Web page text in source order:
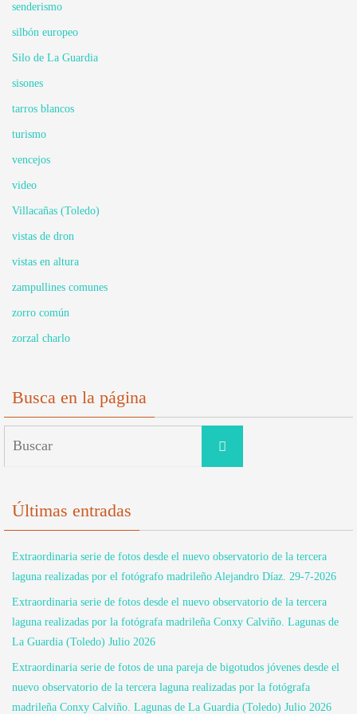
senderismo
silbón europeo
Silo de La Guardia
sisones
tarros blancos
turismo
vencejos
video
Villacañas (Toledo)
vistas de dron
vistas en altura
zampullines comunes
zorro común
zorzal charlo
Busca en la página
Buscar
Últimas entradas
Extraordinaria serie de fotos desde el nuevo observatorio de la tercera
laguna realizadas por el fotógrafo madrileño Alejandro Díaz. 29-7-2026
Extraordinaria serie de fotos desde el nuevo observatorio de la tercera
laguna realizadas por la fotógrafa madrileña Conxy Calviño. Lagunas de
La Guardia (Toledo) Julio 2026
Extraordinaria serie de fotos de una pareja de bigotudos jóvenes desde el
nuevo observatorio de la tercera laguna realizadas por la fotógrafa
madrileña Conxy Calviño. Lagunas de La Guardia (Toledo) Julio 2026